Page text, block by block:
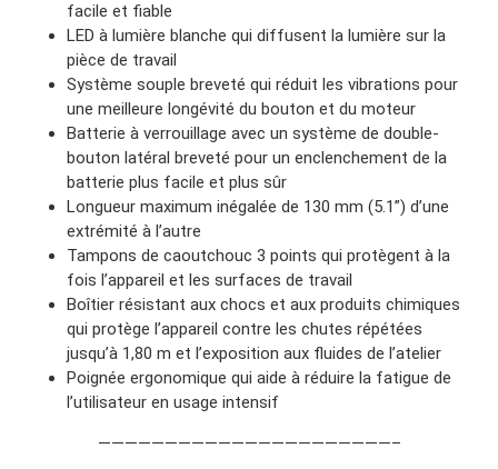
facile et fiable
LED à lumière blanche qui diffusent la lumière sur la
pièce de travail
Système souple breveté qui réduit les vibrations pour
une meilleure longévité du bouton et du moteur
Batterie à verrouillage avec un système de double-
bouton latéral breveté pour un enclenchement de la
batterie plus facile et plus sûr
Longueur maximum inégalée de 130 mm (5.1”) d’une
extrémité à l’autre
Tampons de caoutchouc 3 points qui protègent à la
fois l’appareil et les surfaces de travail
Boîtier résistant aux chocs et aux produits chimiques
qui protège l’appareil contre les chutes répétées
jusqu’à 1,80 m et l’exposition aux fluides de l’atelier
Poignée ergonomique qui aide à réduire la fatigue de
l’utilisateur en usage intensif
——————————————————————–